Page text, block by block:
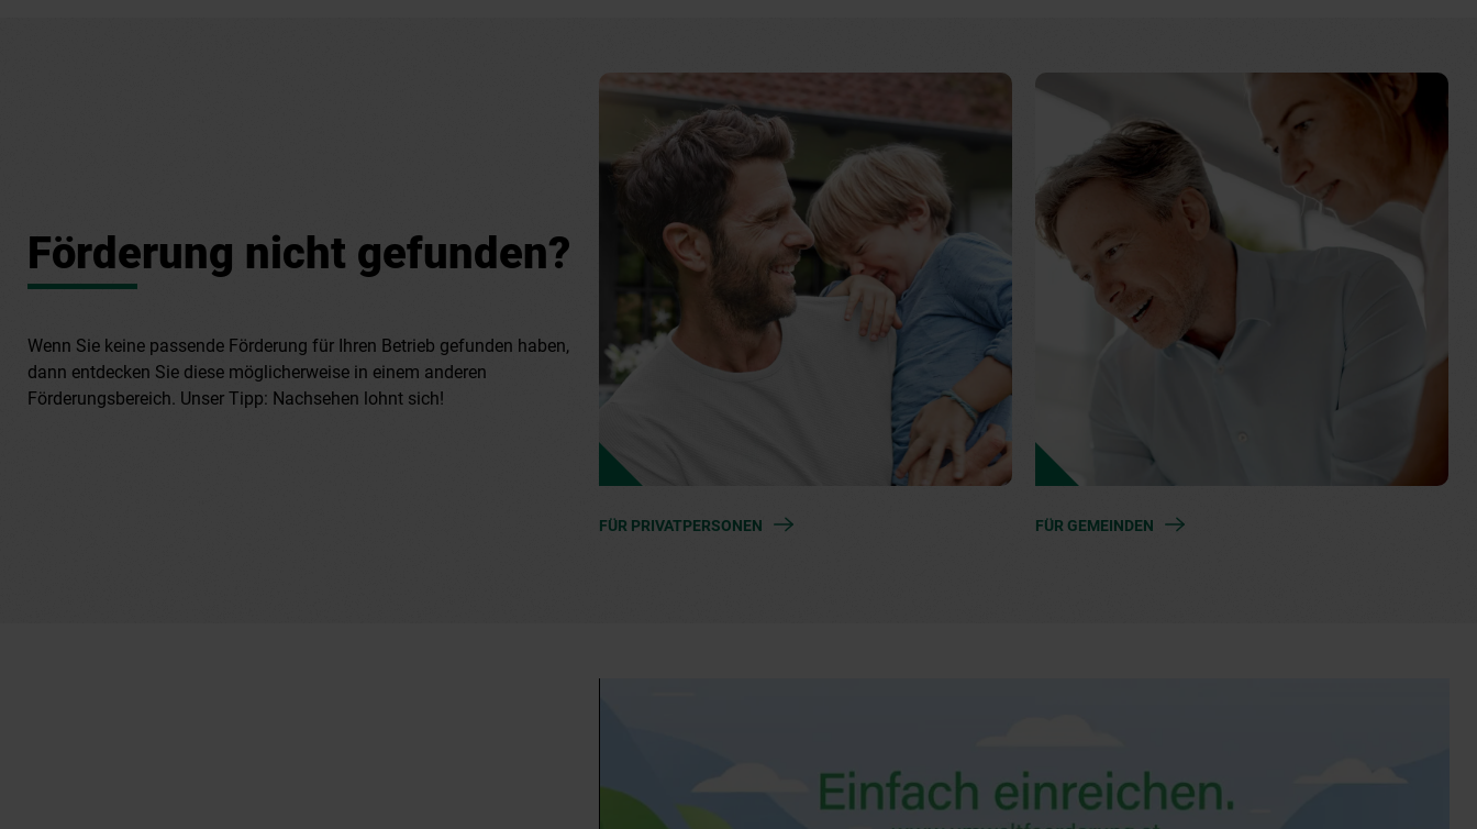
Förderung nicht gefunden?
Wenn Sie keine passende Förderung für Ihren Betrieb gefunden haben,
dann entdecken Sie diese möglicherweise in einem anderen
Förderungsbereich. Unser Tipp: Nachsehen lohnt sich!
FÜR PRIVATPERSONEN FÜR GEMEINDEN